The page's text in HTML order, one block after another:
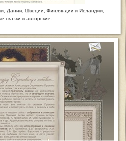
Дании, Швеции, Финляндии и Исландии,
сказки и авторские.